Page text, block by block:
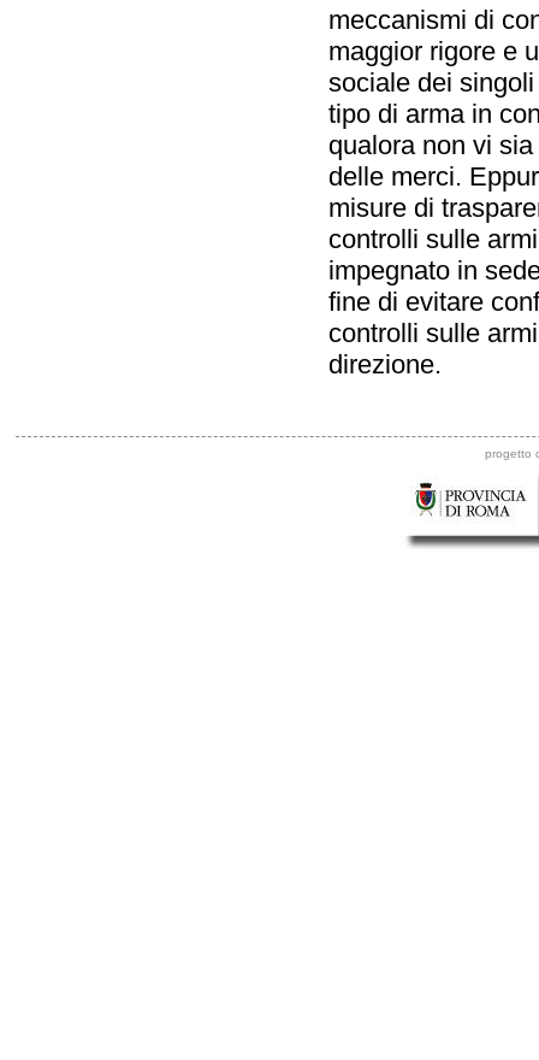
meccanismi di
maggior rigore e
sociale dei
tipo di arma in
qualora non vi
delle merci.
misure di
controlli sulle
impegnato in
fine di evitare
controlli sulle
direzione.
progetto